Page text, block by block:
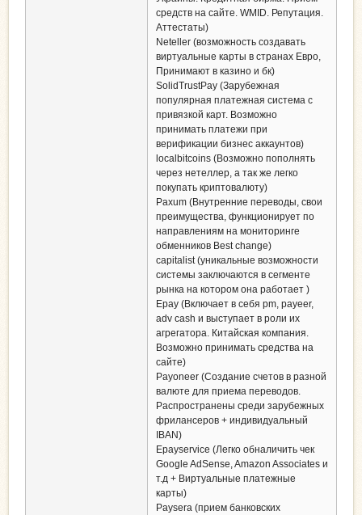
средств на сайте. WMID. Репутация.
Аттестаты)
Neteller (возможность создавать
виртуальные карты в странах Евро,
Принимают в казино и бк)
SolidTrustPay (Зарубежная
популярная платежная система с
привязкой карт. Возможно
принимать платежи при
верификации бизнес аккаунтов)
localbitcoins (Возможно пополнять
через нетеллер, а так же легко
покупать криптовалюту)
Paxum (Внутренние переводы, свои
преимущества, функционирует по
направлениям на мониторинге
обменников Best change)
capitalist (уникальные возможности
системы заключаются в сегменте
рынка на котором она работает )
Epay (Включает в себя pm, payeer,
adv cash и выступает в роли их
агрегатора. Китайская компания.
Возможно принимать средства на
сайте)
Payoneer (Создание счетов в разной
валюте для приема переводов.
Распространены среди зарубежных
фрилансеров + индивидуальный
IBAN)
Epayservice (Легко обналичить чек
Google AdSense, Amazon Associates и
т.д + Виртуальные платежные
карты)
Paysera (прием банковских